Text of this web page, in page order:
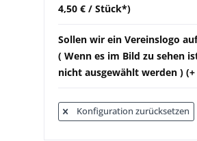
4,50 € / Stück*)
Sollen wir ein Vereinslogo
( Wenn es im Bild zu sehen
nicht ausgewählt werden )
Konfiguration zurücksetzen